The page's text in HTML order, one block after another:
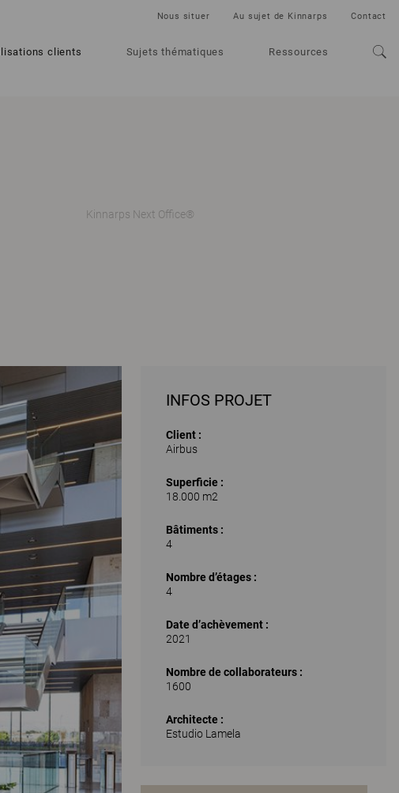
clients Sujets thématiques Ressources
Nous situer Au sujet de Kinnarps Contact
Kinnarps Next Office®
INFOS PROJET
Client :
Airbus
Superficie :
18.000 m2
Bâtiments :
4
Nombre d’étages :
4
Date d’achèvement :
2021
Nombre de collaborateurs :
1600
Architecte :
Estudio Lamela